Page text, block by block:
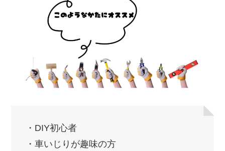
・DIY初心者
・車いじりが趣味の方